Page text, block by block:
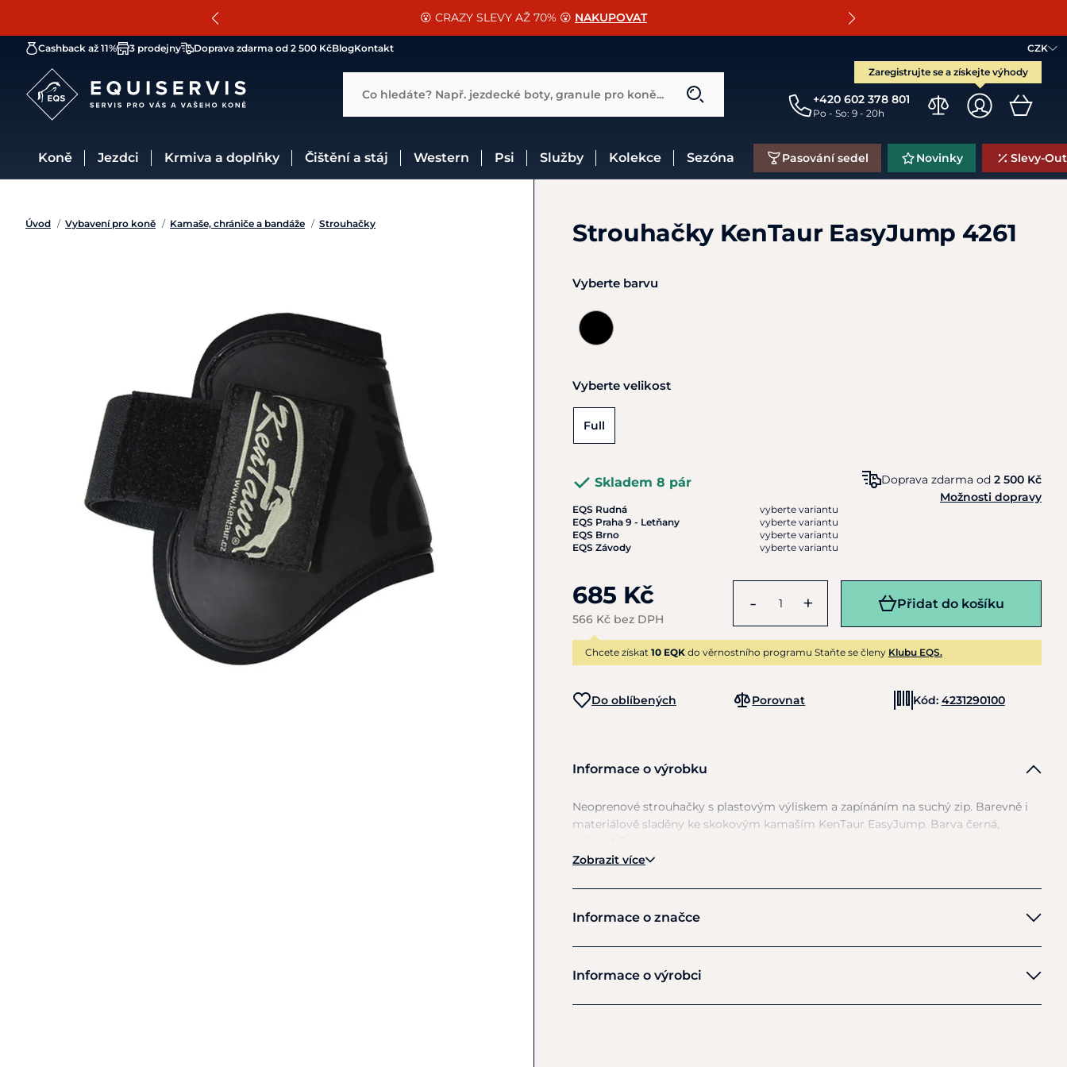
SLEVA 13% na vše od Cassini! CHCI SLEVU
😮 CRAZY SLEVY AŽ 70% 😮 NAKUPOVAT
📐Pasování a doplňky k vybraným sedlům ZDARMA 🐴
CZK
Zaregistrujte se a získejte výhody
+420 602 378 801
Po - So: 9 - 20h
Cashback až 11% 3 prodejny Doprava zdarma od 2 500 KčBlogKontakt
Co hledáte? Např. jezdecké boty, granule pro koně...
Koně Jezdci Krmiva a doplňky Čištění a stáj Western Psi Služby Kolekce Sezóna Pasování sedel Novinky Slevy-
Úvod / Vybavení pro koně / Kamaše, chrániče a bandáže / Strouhačky Strouhačky KenTaur EasyJump 4261
Vyberte barvu
Vyberte velikost
Full
Skladem 8 pár
EQS Rudná
vyberte variantu
EQS Praha 9 - Letňany
vyberte variantu
EQS Brno
vyberte variantu
EQS Závody
vyberte variantu
Doprava zdarma od 2 500 Kč
Možnosti dopravy
685 Kč
566 Kč bez DPH
- + Přidat do košíku
Chcete získat 10 EQK do věrnostního programu Staňte se členy Klubu EQS.
Do oblíbených Porovnat Kód: 4231290100
Informace o výrobku
Neoprenové strouhačky s plastovým výliskem a zapínáním na suchý zip. Barevně i
materiálově sladěny ke skokovým kamaším KenTaur EasyJump. Barva černá,
Zobrazit více
Informace o značce
KenTaur
Informace o výrobci